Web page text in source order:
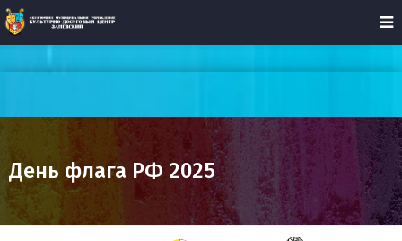
День флага РФ 2025